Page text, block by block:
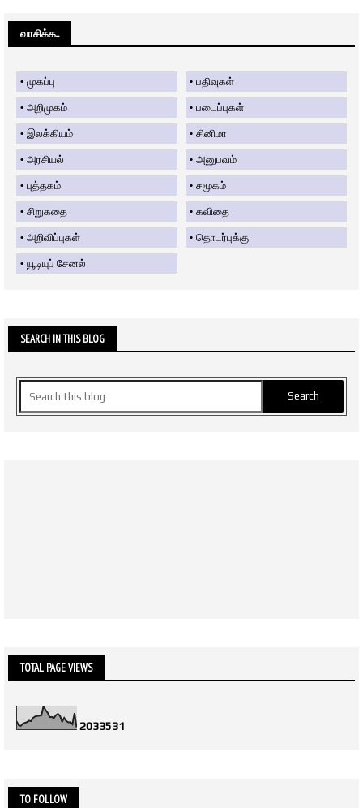
வாசிக்க....
முகப்பு பதிவுகள்
அறிமுகம் படைப்புகள்
இலக்கியம் சினிமா
அரசியல் அனுபவம்
புத்தகம் சமூகம்
சிறுகதை கவிதை
அறிவிப்புகள் தொடர்புக்கு
யூடியுப் சேனல்
SEARCH IN THIS BLOG
TOTAL PAGE VIEWS
2033531
TO FOLLOW